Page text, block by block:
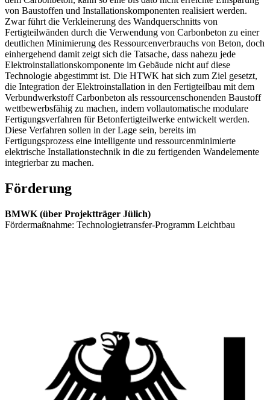
von Baustoffen und Installationskomponenten realisiert werden.
Zwar führt die Verkleinerung des Wandquerschnitts von
Fertigteilwänden durch die Verwendung von Carbonbeton zu einer
deutlichen Minimierung des Ressourcenverbrauchs von Beton, doch
einhergehend damit zeigt sich die Tatsache, dass nahezu jede
Elektroinstallationskomponente im Gebäude nicht auf diese
Technologie abgestimmt ist. Die HTWK hat sich zum Ziel gesetzt,
die Integration der Elektroinstallation in den Fertigteilbau mit dem
Verbundwerkstoff Carbonbeton als ressourcenschonenden Baustoff
wettbewerbsfähig zu machen, indem vollautomatische modulare
Fertigungsverfahren für Betonfertigteilwerke entwickelt werden.
Diese Verfahren sollen in der Lage sein, bereits im
Fertigungsprozess eine intelligente und ressourcenminimierte
elektrische Installationstechnik in die zu fertigenden Wandelemente
integrierbar zu machen.
Förderung
BMWK (über Projektträger Jülich)
Fördermaßnahme: Technologietransfer-Programm Leichtbau